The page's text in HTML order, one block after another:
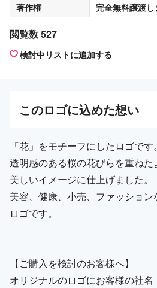
著作権
完全無料譲渡
閲覧数 527
検討中リストに追加する
このロゴに込めた想い
「花」をモチーフにしたロゴです。
透明感のある桜の花びらを重ね
美しいイメージに仕上げました。
美容、健康、小売、ファッショ
ロゴです。
【ご購入を検討のお客様へ】
オリジナルのロゴにお客様の社名